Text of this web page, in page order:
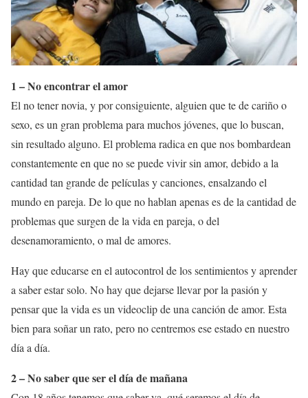
1 – No encontrar el amor
El no tener novia, y por consiguiente, alguien que te de cariño o
sexo, es un gran problema para muchos jóvenes, que lo buscan,
sin resultado alguno. El problema radica en que nos bombardean
constantemente en que no se puede vivir sin amor, debido a la
cantidad tan grande de películas y canciones, ensalzando el
mundo en pareja. De lo que no hablan apenas es de la cantidad de
problemas que surgen de la vida en pareja, o del
desenamoramiento, o mal de amores.
Hay que educarse en el autocontrol de los sentimientos y aprender
a saber estar solo. No hay que dejarse llevar por la pasión y
pensar que la vida es un videoclip de una canción de amor. Esta
bien para soñar un rato, pero no centremos ese estado en nuestro
día a día.
2 – No saber que ser el día de mañana